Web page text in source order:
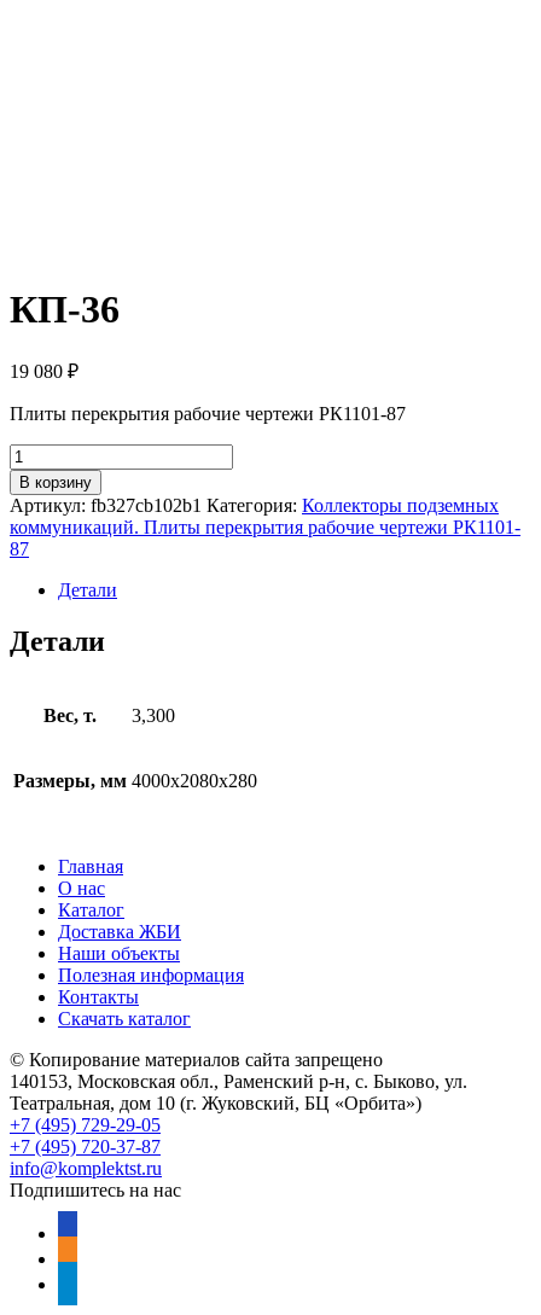
КП-36
19 080 ₽
Плиты перекрытия рабочие чертежи РК1101-87
Количество
товара
КП-36
В корзину
Артикул: fb327cb102b1 Категория: Коллекторы подземных
коммуникаций. Плиты перекрытия рабочие чертежи РК1101-
87
Детали
Детали
Вес, т. 3,300
Размеры, мм 4000x2080x280
Главная
О нас
Каталог
Доставка ЖБИ
Наши объекты
Полезная информация
Контакты
Скачать каталог
© Копирование материалов сайта запрещено
140153, Московская обл., Раменский р-н, с. Быково, ул.
Театральная, дом 10 (г. Жуковский, БЦ «Орбита»)
+7 (495) 729-29-05
+7 (495) 720-37-87
info@komplektst.ru
Подпишитесь на нас